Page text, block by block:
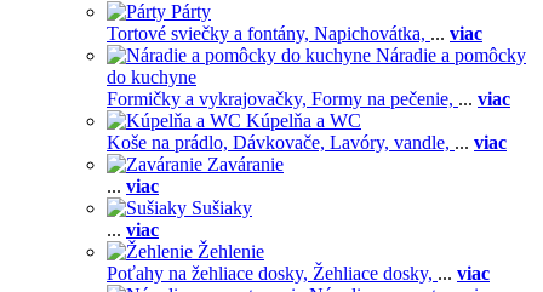
Párty
Tortové sviečky a fontány, Napichovátka, ... viac
Náradie a pomôcky
do kuchyne
Formičky a vykrajovačky, Formy na pečenie, ... viac
Kúpelňa a WC
Koše na prádlo, Dávkovače, Lavóry, vandle, ... viac
Zaváranie
... viac
Sušiaky
... viac
Žehlenie
Poťahy na žehliace dosky, Žehliace dosky, ... viac